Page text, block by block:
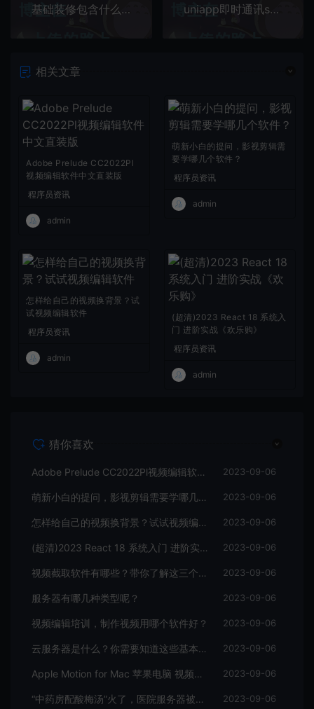
基础装修包含什么？新手小白必备装修知识
uniapp即时通讯sdk哪个好？
相关文章
Adobe Prelude CC2022Pl
视频编辑软件中文直装版
程序员资讯
admin
萌新小白的提问，影视剪辑需
要学哪几个软件？
程序员资讯
admin
怎样给自己的视频换背景？试
试视频编辑软件
程序员资讯
admin
(超清)2023 React 18 系统入
门 进阶实战《欢乐购》
程序员资讯
admin
猜你喜欢
Adobe Prelude CC2022Pl视频编辑软件中文直装版 2023-09-06
萌新小白的提问，影视剪辑需要学哪几个软件？ 2023-09-06
怎样给自己的视频换背景？试试视频编辑软件 2023-09-06
(超清)2023 React 18 系统入门 进阶实战《欢乐购》 2023-09-06
视频截取软件有哪些？带你了解这三个视频编辑软件 2023-09-06
服务器有哪几种类型呢？ 2023-09-06
视频编辑培训，制作视频用哪个软件好？ 2023-09-06
云服务器是什么？你需要知道这些基本知识 2023-09-06
Apple Motion for Mac 苹果电脑 视频编辑软件 2023-09-06
“中药房配酸梅汤”火了，医院服务器被挤爆，网友：更适合中国宝宝体质 2023-09-06